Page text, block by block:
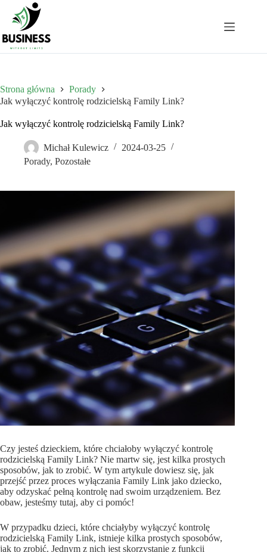
Przejdź
treści
Strona główna
Porady
Jak wyłączyć kontrolę rodzicielską Family Link?
Jak wyłączyć kontrolę rodzicielską Family Link?
Michał Kulewicz
2024-03-25
Porady, Pozostałe
Czy jesteś dzieckiem, które chciałoby wyłączyć kontrolę
rodzicielską Family Link? Nie martw się, jest kilka prostych
sposobów, jak to zrobić. W tym artykule dowiesz się, jak
przejść przez proces wyłączania Family Link jako dziecko,
aby odzyskać pełną kontrolę nad swoim urządzeniem. Bez
obaw, jesteśmy tutaj, aby ci pomóc!
W przypadku dzieci, które chciałyby wyłączyć kontrolę
rodzicielską Family Link, istnieje kilka prostych sposobów,
jak to zrobić. Jednym z nich jest skorzystanie z funkcji